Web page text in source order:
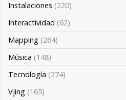
Instalaciones (220)
Interactividad (62)
Mapping (264)
Música (148)
Tecnología (274)
Vjing (165)